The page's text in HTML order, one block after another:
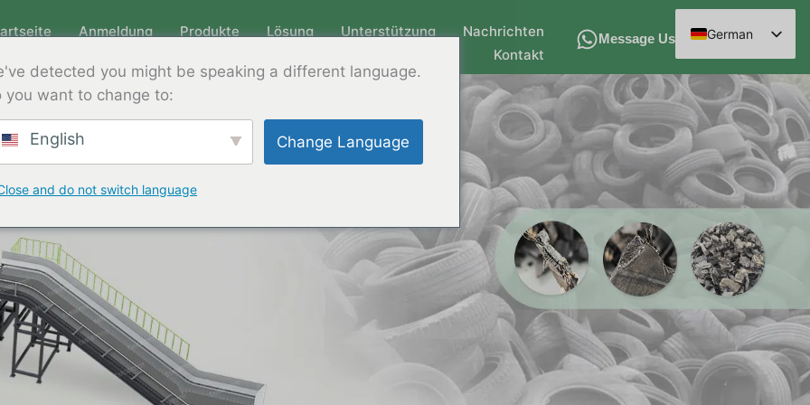
Anmeldung Produkte Lösung Unterstützung
Nachrichten
Kontakt
Message Us
German
English
Spanish
Arabic
French
Russian
Hindi
Chinese
detected you might be speaking a different language.
you want to change to:
English Change Language
and do not switch language